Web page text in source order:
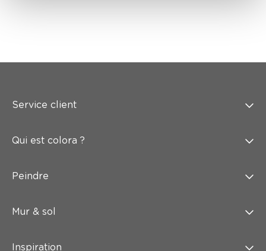
Service client
Qui est colora ?
Peindre
Mur & sol
Inspiration